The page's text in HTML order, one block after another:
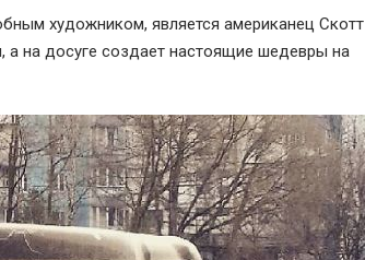
художником, является американец Скотт
а на досуге создает настоящие шедевры на